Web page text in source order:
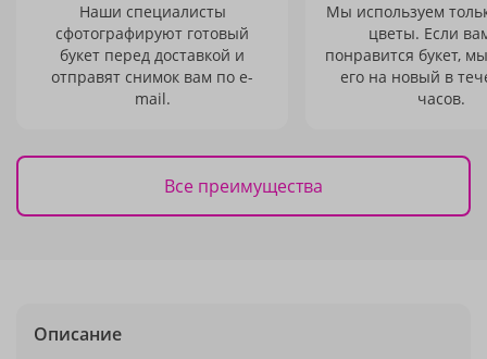
Наши специалисты
сфотографируют готовый
букет перед доставкой и
отправят снимок вам по e-
mail.
Мы используем
цветы. Если
понравится букет,
его на новый в
часов.
Все преимущества
Описание